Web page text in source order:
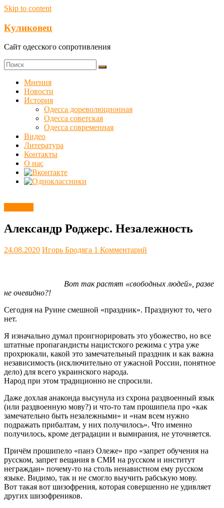
Skip to content
Куликовец
Сайт одесского сопротивления
Мнения
Новости
История
Одесса дореволюционная
Одесса советская
Одесса современная
Видео
Литература
Контакты
О нас
Александр Роджерс. Незалежность
24.08.2020 Игорь Бродяга 1 Комментарий
Вот так растят «свободных людей», разве
не очевидно?!
Сегодня на Руине смешной «праздник». Празднуют то, чего
нет.
Я изначально думал проигнорировать это убожество, но все
штатные пропагандисты нацистского режима с утра уже
прохрюкали, какой это замечательный праздник и как важна
независимость (исключительно от ужасной России, понятное
дело) для всего украинского народа.
Народ при этом традиционно не спросили.
Даже дохлая анаконда высунула из схрона раздвоенный язык
(или раздвоенную мову?) и что-то там прошипела про «как
замечательно быть незалежными» и «нам всем нужно
подражать прибалтам, у них получилось». Что именно
получилось, кроме деградации и вымирания, не уточняется.
Причём прошипело «панэ Олеже» про «запрет обучения на
русском, запрет вещания в СМИ на русском и институт
неграждан» почему-то на столь ненавистном ему русском
языке. Видимо, так и не смогло выучить рабськую мову.
Вот такая вот шизофрения, которая совершенно не удивляет
других шизофреников.